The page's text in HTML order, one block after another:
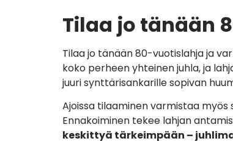
Tilaa jo tänään
Tilaa jo tänään 80-vuotislahja ja
koko perheen yhteinen juhla, ja
juuri synttärisankarille sopivan
Ajoissa tilaaminen varmistaa myös
Ennakoiminen tekee lahjan
keskittyä tärkeimpään –